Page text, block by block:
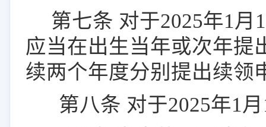
第七条 对于2025年1 月 1
应当在出生当年或次年提
续两个年度分别提出续领
第八条 对于2025年1 月